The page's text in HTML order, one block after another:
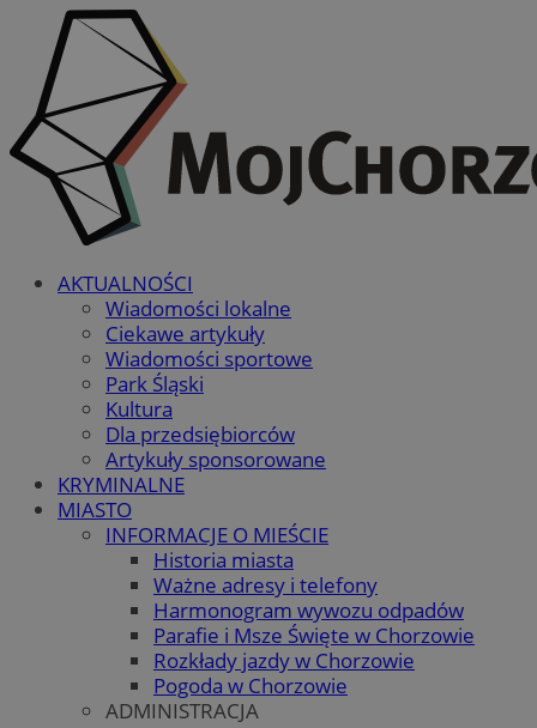
AKTUALNOŚCI
Wiadomości lokalne
Ciekawe artykuły
Wiadomości sportowe
Park Śląski
Kultura
Dla przedsiębiorców
Artykuły sponsorowane
KRYMINALNE
MIASTO
INFORMACJE O MIEŚCIE
Historia miasta
Ważne adresy i telefony
Harmonogram wywozu odpadów
Parafie i Msze Święte w Chorzowie
Rozkłady jazdy w Chorzowie
Pogoda w Chorzowie
ADMINISTRACJA